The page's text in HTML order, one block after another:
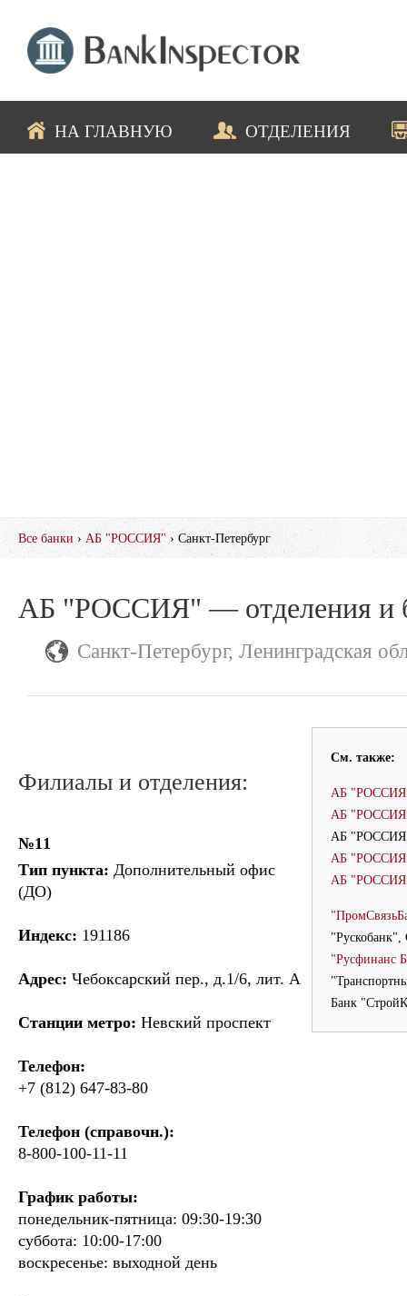
НА ГЛАВНУЮ ОТДЕЛЕНИЯ
Все банки › АБ "РОССИЯ" › Санкт-Петербург
АБ "РОССИЯ" — отделения и
Санкт-Петербург, Ленинградская
См. также:
АБ
АБ
АБ
АБ
АБ
"Рускобанк",
"Русфинанс
Банк
Филиалы и отделения:
№11
Тип пункта: Дополнительный офис
(ДО)
Индекс: 191186
Адрес: Чебоксарский пер., д.1/6, лит. А
Станции метро: Невский проспект
Телефон:
+7 (812) 647-83-80
Телефон (справочн.):
8-800-100-11-11
График работы:
понедельник-пятница: 09:30-19:30
суббота: 10:00-17:00
воскресенье: выходной день